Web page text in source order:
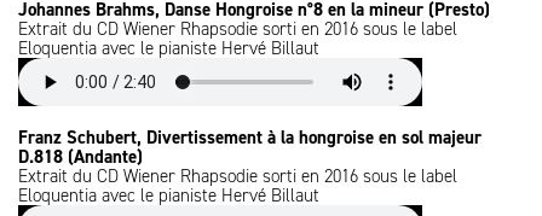
Johannes Brahms, Danse Hongroise n°8 en la mineur (Presto)
Extrait du CD Wiener Rhapsodie sorti en 2016 sous le label
Eloquentia avec le pianiste Hervé Billaut
Franz Schubert, Divertissement à la hongroise en sol majeur
D.818 (Andante)
Extrait du CD Wiener Rhapsodie sorti en 2016 sous le label
Eloquentia avec le pianiste Hervé Billaut